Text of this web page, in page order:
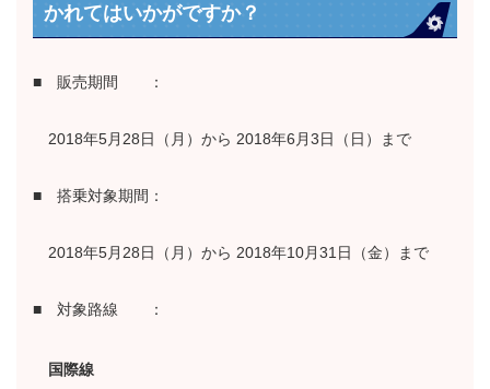
かれてはいかがですか？
■ 販売期間 ：
2018年5月28日（月）から 2018年6月3日（日）まで
■ 搭乗対象期間：
2018年5月28日（月）から 2018年10月31日（金）まで
■ 対象路線 ：
国際線